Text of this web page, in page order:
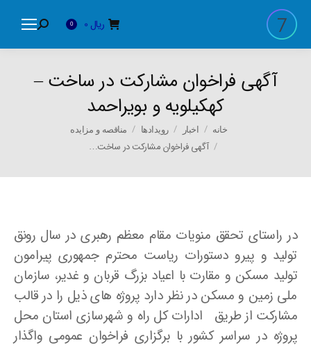
ریال 0
Search:
آگهی فراخوان مشارکت در ساخت –
کهکیلویه و بویراحمد
خانه اخبار رویدادها مناقصه و مزایده
آگهی فراخوان مشارکت در ساخت…
در راستای تحقق منویات مقام معظم رهبری در سال رونق
تولید و پیرو دستورات ریاست محترم جمهوری پیرامون
تولید مسکن و مقارت با اعیاد بزرگ قربان و غدیر، سازمان
ملی زمین و مسکن در نظر دارد پروژه های ذیل را در قالب
مشارکت از طریق ادارات کل راه و شهرسازی استان محل
پروژه در سراسر کشور با برگزاری فراخوان عمومی واگذار